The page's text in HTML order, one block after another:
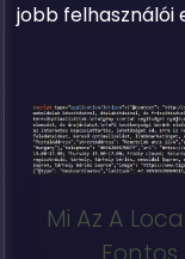
jobb
Mi Az A